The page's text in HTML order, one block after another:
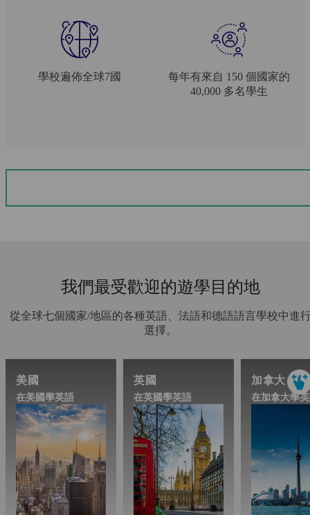
學校遍佈全球7國
每年有來自 150 個國家的
40,000 多名學生
我們最受歡迎的遊學目的地
從全球七個國家/地區的各種英語、法語和德語語言學校中進
選擇。
美國
在美國學英語
英國
在英國學英語
加拿大
在加拿大學